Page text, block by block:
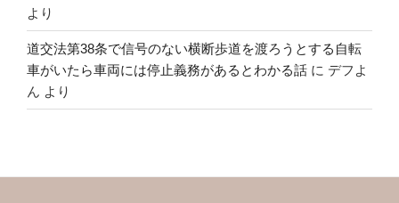
より
道交法第38条で信号のない横断歩道を渡ろうとする自転
車がいたら車両には停止義務があるとわかる話 に デフよ
ん より